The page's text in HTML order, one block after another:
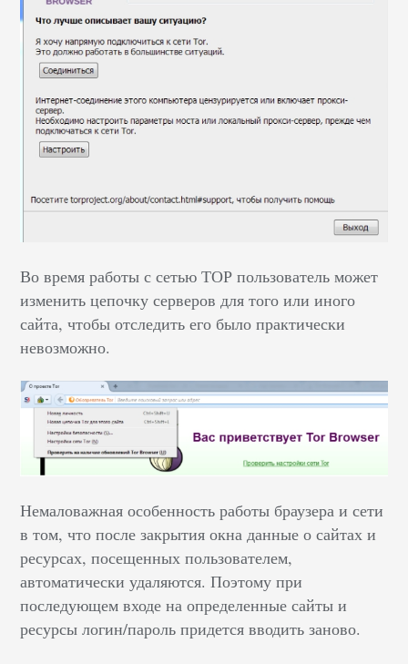
Во время работы с сетью ТОР пользователь может
изменить цепочку серверов для того или иного
сайта, чтобы отследить его было практически
невозможно.
Немаловажная особенность работы браузера и сети
в том, что после закрытия окна данные о сайтах и
ресурсах, посещенных пользователем,
автоматически удаляются. Поэтому при
последующем входе на определенные сайты и
ресурсы логин/пароль придется вводить заново.